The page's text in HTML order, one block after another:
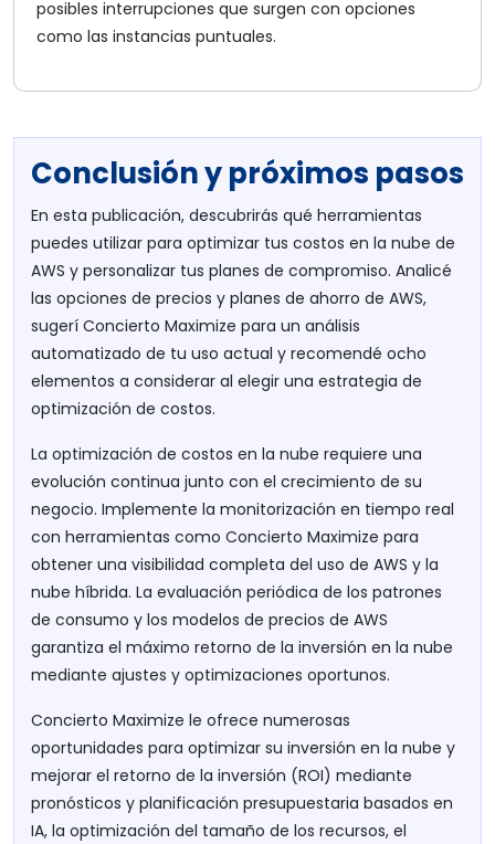
posibles interrupciones que surgen con opciones
como las instancias puntuales.
Conclusión y próximos pasos
En esta publicación, descubrirás qué herramientas
puedes utilizar para optimizar tus costos en la nube de
AWS y personalizar tus planes de compromiso. Analicé
las opciones de precios y planes de ahorro de AWS,
sugerí Concierto Maximize para un análisis
automatizado de tu uso actual y recomendé ocho
elementos a considerar al elegir una estrategia de
optimización de costos.
La optimización de costos en la nube requiere una
evolución continua junto con el crecimiento de su
negocio. Implemente la monitorización en tiempo real
con herramientas como Concierto Maximize para
obtener una visibilidad completa del uso de AWS y la
nube híbrida. La evaluación periódica de los patrones
de consumo y los modelos de precios de AWS
garantiza el máximo retorno de la inversión en la nube
mediante ajustes y optimizaciones oportunos.
Concierto Maximize le ofrece numerosas
oportunidades para optimizar su inversión en la nube y
mejorar el retorno de la inversión (ROI) mediante
pronósticos y planificación presupuestaria basados en
IA, la optimización del tamaño de los recursos, el